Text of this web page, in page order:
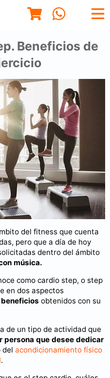
Beneficios de
del fitness que cuenta
pero que a día de hoy
dentro del ámbito
música.
como cardio step, o step
en dos aspectos
beneficios obtenidos con su
de un tipo de actividad que
persona que desee dedicar
del acondicionamiento físico
.